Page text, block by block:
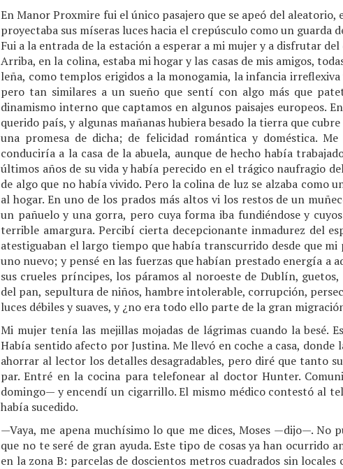
En Manor Proxmire fui el único pasajero que se apeó del
proyectaba sus míseras luces hacia el crepúsculo como un guarda
Fui a la entrada de la estación a esperar a mi mujer y a disfrutar
Arriba, en la colina, estaba mi hogar y las casas de mis amigos,
leña, como templos erigidos a la monogamia, la infancia
pero tan similares a un sueño que sentí con algo más que
dinamismo interno que captamos en algunos paisajes europeos.
querido país, y algunas mañanas hubiera besado la tierra que
una promesa de dicha; de felicidad romántica y doméstica.
conduciría a la casa de la abuela, aunque de hecho había
últimos años de su vida y había perecido en el trágico naufragio
de algo que no había vivido. Pero la colina de luz se alzaba como
al hogar. En uno de los prados más altos vi los restos de un
un pañuelo y una gorra, pero cuya forma iba fundiéndose y
terrible amargura. Percibí cierta decepcionante inmadurez del
atestiguaban el largo tiempo que había transcurrido desde que
uno nuevo; y pensé en las fuerzas que habían prestado energía a
sus crueles príncipes, los páramos al noroeste de Dublín,
del pan, sepultura de niños, hambre intolerable, corrupción,
luces débiles y suaves, y ¿no era todo ello parte de la gran
Mi mujer tenía las mejillas mojadas de lágrimas cuando la besé.
Había sentido afecto por Justina. Me llevó en coche a casa,
ahorrar al lector los detalles desagradables, pero diré que tanto
par. Entré en la cocina para telefonear al doctor Hunter.
domingo— y encendí un cigarrillo. El mismo médico contestó al
había sucedido.
—Vaya, me apena muchísimo lo que me dices, Moses —dijo—. No
que no te seré de gran ayuda. Este tipo de cosas ya han ocurrido
en la zona B: parcelas de doscientos metros cuadrados sin